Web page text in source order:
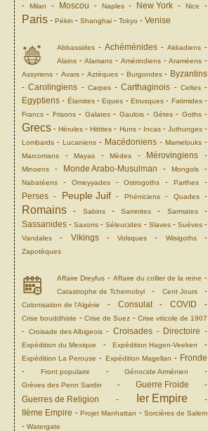
- Milan - Moscou - Naples- New York -Nice -
Paris - Pékin - Shanghai - Tokyo - Venise
Abbassides - Achéménides - Akkadiens -
Alains -Alamans - Amérindiens-Araméens -
Assyriens - Avars- Aztèques - Burgondes- Byzantins
-Carolingiens - Carpes-Carthaginois - Celtes-
Egyptiens - Élamites-Eques -Etrusques - Fatimides-
Francs - Frisons- Galates- Gaulois- Gètes- Goths-
Grecs -Hérules -Hittites - Huns- Incas- Juthunges-
Lombards - Lucaniens - Macédoniens - Mamelouks -
Marcomans -Mayas -Mèdes - Mérovingiens -
Minoens - Monde Arabo-Musulman - Mongols -
Nabatéens - Omeyyades-Ostrogoths -Parthes -
Perses - Peuple Juif- Phéniciens- Quades-
Romains - Sabins-Samnites - Sarmates-
Sassanides -Saxons -Séleucides - Slaves- Suèves-
Vandales - Vikings-Volsques - Wisigoths-
Zapotèques
Affaire Dreyfus - Affaire du collier de la reine -
Catastrophe de Tchernobyl - Cent Jours-
Colonisation de l'Algérie - Consulat-COVID -
Crise bouddhiste - Crise de Suez - Crise viticole de 1907
- Croisade des Albigeois-Croisades - Directoire -
Expédition du Mexique -Expédition Hagen-Veeken -
Expédition La Perouse - Expédition Magellan - Fronde
- Front populaire -Génocide Arménien -
Grèves des Penn Sardin - Guerre Froide -
Guerres de Religion - Ier Empire-
IIème Empire - Projet Manhattan - Sorcières de Salem
- Watergate